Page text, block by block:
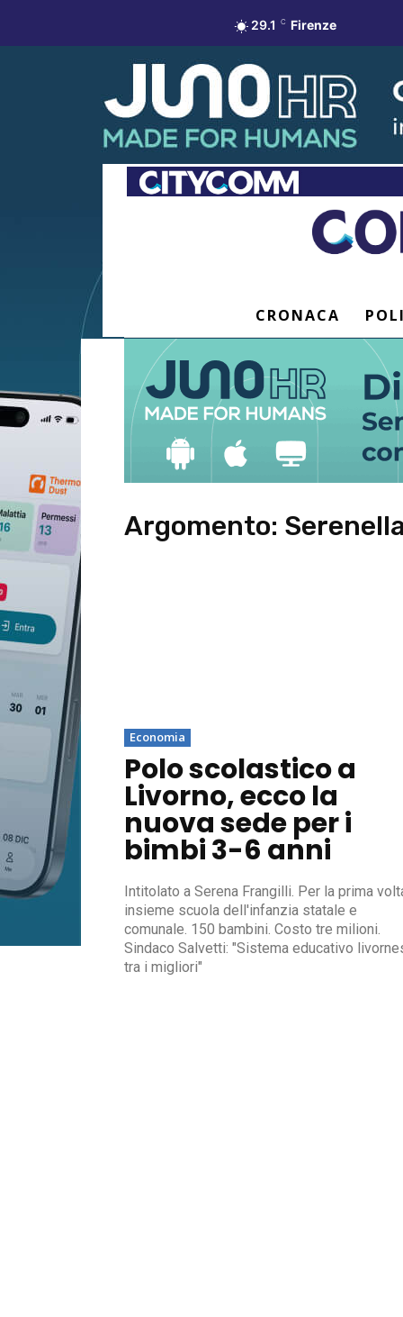
29.1 C Firenze
CRONACA
Argomento:
Economia
Polo scolastico a
Livorno, ecco la
nuova sede per i
bimbi 3-6 anni
Intitolato a Serena Frangilli. Per la prima
insieme scuola dell'infanzia statale e
comunale. 150 bambini. Costo tre milioni.
Sindaco Salvetti: "Sistema educativo
tra i migliori"